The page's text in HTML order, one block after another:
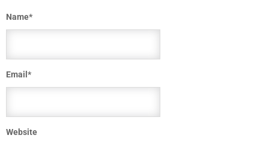
Name*
Email *
Website